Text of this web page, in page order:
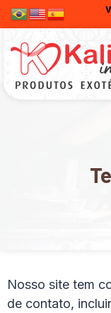
Nosso site tem
de contato,